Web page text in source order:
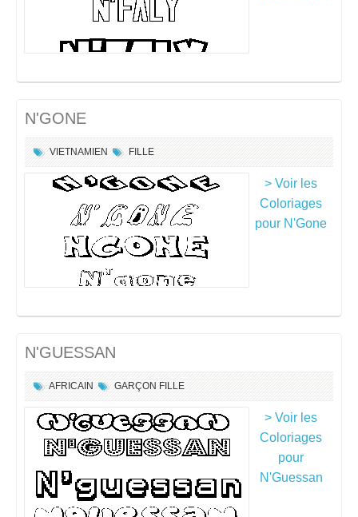
N'GONE
VIETNAMIEN FILLE
> Voir les
Coloriages
pour N'Gone
N'GUESSAN
AFRICAIN GARÇON FILLE
> Voir les
Coloriages
pour
N'Guessan